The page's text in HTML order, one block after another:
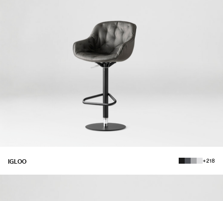
IGLOO +218